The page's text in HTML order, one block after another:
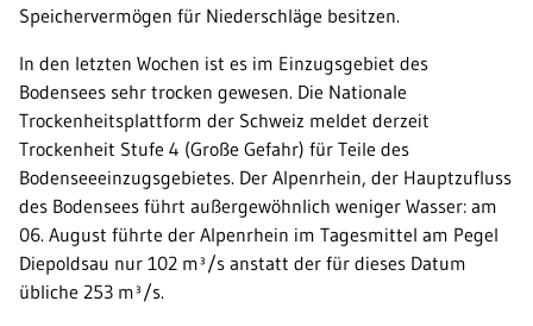
Speichervermögen für Niederschläge besitzen.
In den letzten Wochen ist es im Einzugsgebiet des
Bodensees sehr trocken gewesen. Die Nationale
Trockenheitsplattform der Schweiz meldet derzeit
Trockenheit Stufe 4 (Große Gefahr) für Teile des
Bodenseeeinzugsgebietes. Der Alpenrhein, der Hauptzufluss
des Bodensees führt außergewöhnlich weniger Wasser: am
06. August führte der Alpenrhein im Tagesmittel am Pegel
Diepoldsau nur 102 m³/s anstatt der für dieses Datum
übliche 253 m³/s.